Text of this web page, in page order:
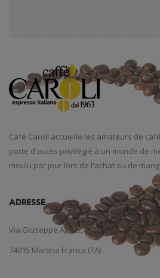
Café Caroli accueille les amateurs de café
porte d'accès privilégié à un monde de
moulu par jour lors de l'achat ou de
ADRESSE
Via Giuseppe Aprile, 12
74015 Martina Franca (TA)